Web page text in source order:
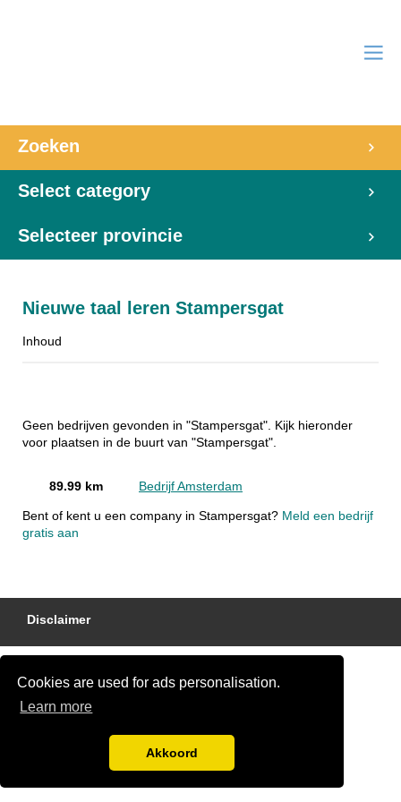
Cookies are used for ads personalisation.
Learn more
Akkoord
Zoeken
Select category
Selecteer provincie
Nieuwe taal leren Stampersgat
Inhoud
Geen bedrijven gevonden in "Stampersgat". Kijk hieronder
voor plaatsen in de buurt van "Stampersgat".
89.99 km Bedrijf Amsterdam
Bent of kent u een company in Stampersgat? Meld een bedrijf
gratis aan
Disclaimer